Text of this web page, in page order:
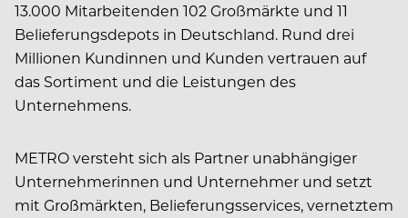
13.000 Mitarbeitenden 102 Großmärkte und 11
Belieferungsdepots in Deutschland. Rund drei
Millionen Kundinnen und Kunden vertrauen auf
das Sortiment und die Leistungen des
Unternehmens.
METRO versteht sich als Partner unabhängiger
Unternehmerinnen und Unternehmer und setzt
mit Großmärkten, Belieferungsservices, vernetztem